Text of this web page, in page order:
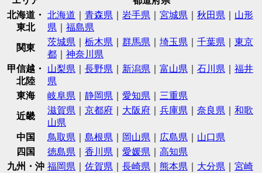
北海道・
東北
北海道 青森県 岩手県 宮城県 秋田県
山形
県
福島県
関東
茨城県 栃木県 群馬県 埼玉県 千葉県
東京
都
神奈川県
甲信越・
北陸
山梨県 長野県 新潟県 富山県 石川県
福井
県
東海
岐阜県 静岡県 愛知県 三重県
近畿
滋賀県 京都府 大阪府 兵庫県 奈良県
和歌
山県
中国
鳥取県 島根県 岡山県 広島県
山口県
四国
徳島県 香川県 愛媛県
高知県
九州・沖 福岡県 佐賀県 長崎県 熊本県 大分県
宮崎